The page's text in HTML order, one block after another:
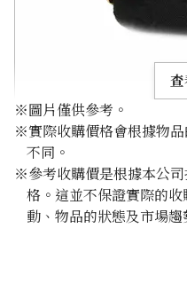
Chanel Camellia Chain
參考回收價
※圖片僅供參考。
※實際收購價格會根據物
不同。
※參考收購價是根據本公
格。這並不保證實際的
動、物品的狀態及市場